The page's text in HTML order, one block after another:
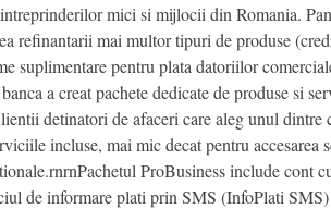
mici si mijlocii din Romania.
refinantarii mai multor tipuri de produse
suplimentare pentru plata datoriilor
a creat pachete dedicate de produse si
detinatori de afaceri care aleg unul dintre
incluse, mai mic decat pentru accesarea
ProBusiness include cont
de informare plati prin SMS (InfoPlati